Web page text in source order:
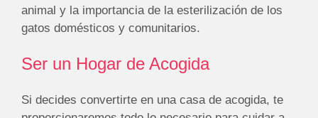
animal y la importancia de la esterilización de los
gatos domésticos y comunitarios.
Ser un Hogar de Acogida
Si decides convertirte en una casa de acogida, te